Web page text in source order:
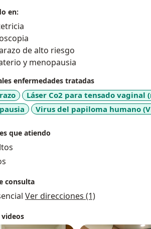
en:
de alto riesgo
y menopausia
enfermedades tratadas
Láser Co2 para tensado vaginal
Virus del papiloma humano
que atiendo
consulta
Ver direcciones (1)